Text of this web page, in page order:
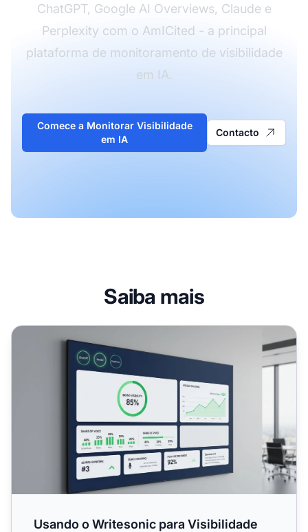
ChatGPT, Google AI Overviews, Claude e
Perplexity com o AmICited - a principal
plataforma de monitoramento de visibilidade
em IA.
Comece a Monitorar Visibilidade
em IA
Contacto
Saiba mais
Usando o Writesonic para Visibilidade em IA: Tutorial
Usando o Writesonic para Visibilidade